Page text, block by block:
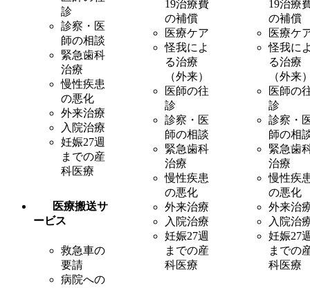
診
診察・医
師の相談
緊急歯科
治療
慢性疾患
の悪化
外来治療
入院治療
妊娠27週
までの産
科医療
医療搬送サ
ービス
救急車の
要請
病院への
19治療費
の補償
医療ケア
怪我によ
る治療
（外来）
医師の往
診
診察・医
師の相談
緊急歯科
治療
慢性疾患
の悪化
外来治療
入院治療
妊娠27週
までの産
科医療
19治療
の補償
医療ケ
怪我に
る治療
（外来
医師の
診
診察・
師の相
緊急歯
治療
慢性疾
の悪化
外来治
入院治
妊娠27
までの
科医療